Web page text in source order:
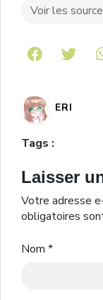
Voir les
ERI
Tags :
Laisser
Votre adresse
obligatoires
Nom *